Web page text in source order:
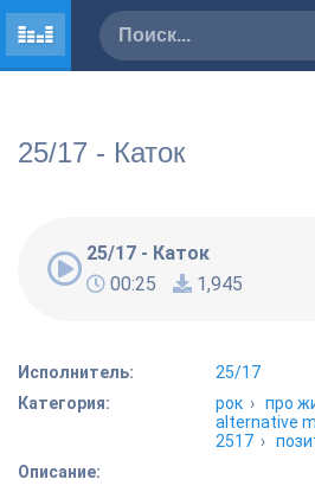
25/17 - Каток
25/17 - Каток
00:25
1,945
Исполнитель:
25/17
Категория:
рок ›про
alternative
2517 ›
Описание: